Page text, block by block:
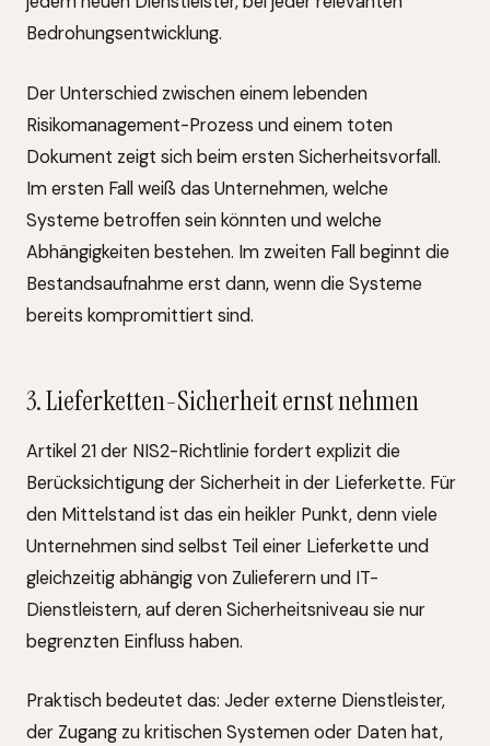
Bedrohungsentwicklung.
Der Unterschied zwischen einem lebenden
Risikomanagement-Prozess und einem toten
Dokument zeigt sich beim ersten Sicherheitsvorfall.
Im ersten Fall weiß das Unternehmen, welche
Systeme betroffen sein könnten und welche
Abhängigkeiten bestehen. Im zweiten Fall beginnt die
Bestandsaufnahme erst dann, wenn die Systeme
bereits kompromittiert sind.
3. Lieferketten-Sicherheit ernst nehmen
Artikel 21 der NIS2-Richtlinie fordert explizit die
Berücksichtigung der Sicherheit in der Lieferkette. Für
den Mittelstand ist das ein heikler Punkt, denn viele
Unternehmen sind selbst Teil einer Lieferkette und
gleichzeitig abhängig von Zulieferern und IT-
Dienstleistern, auf deren Sicherheitsniveau sie nur
begrenzten Einfluss haben.
Praktisch bedeutet das: Jeder externe Dienstleister,
der Zugang zu kritischen Systemen oder Daten hat,